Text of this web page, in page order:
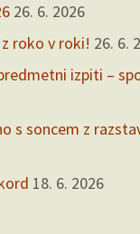
26. 6. 2026
roko v roki! 26. 6.
izpiti –
s soncem z
18. 6. 2026